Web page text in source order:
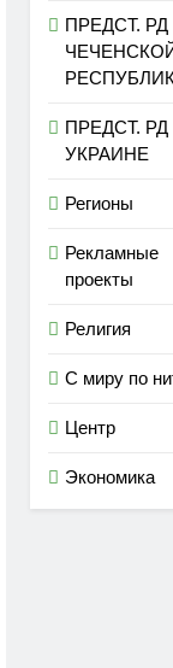
ПРЕДСТ. РД
ПРЕДСТ. РД
УКРАИНЕ
Регионы
Рекламные
проекты
Религия
С миру по
Центр
Экономика